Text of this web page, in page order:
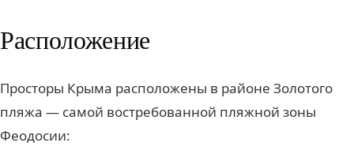
Расположение
Просторы Крыма расположены в районе Золотого
пляжа — самой востребованной пляжной зоны
Феодосии: